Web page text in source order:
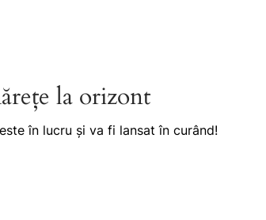
la orizont
în lucru și va fi lansat în curând!